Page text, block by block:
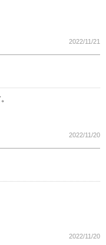
2022/11/21
2022/11/20
2022/11/20